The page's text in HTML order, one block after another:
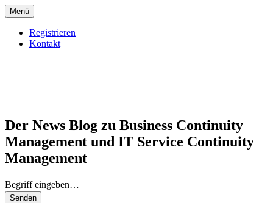
Menü
Registrieren
Kontakt
Der News Blog zu Business Continuity
Management und IT Service Continuity
Management
Begriff eingeben…